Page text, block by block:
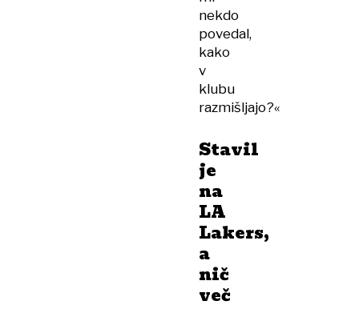
nekdo
povedal,
kako
v
klubu
razmišljajo?«
Stavil
je
na
LA
Lakers,
a
nič
več